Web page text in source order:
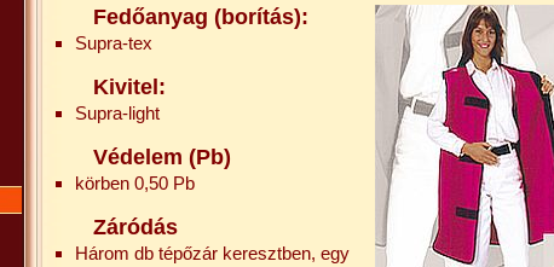
Fedőanyag (borítás):
Supra-tex
Kivitel:
Supra-light
Védelem (Pb)
körben 0,50 Pb
Záródás
Három db tépőzár keresztben, egy